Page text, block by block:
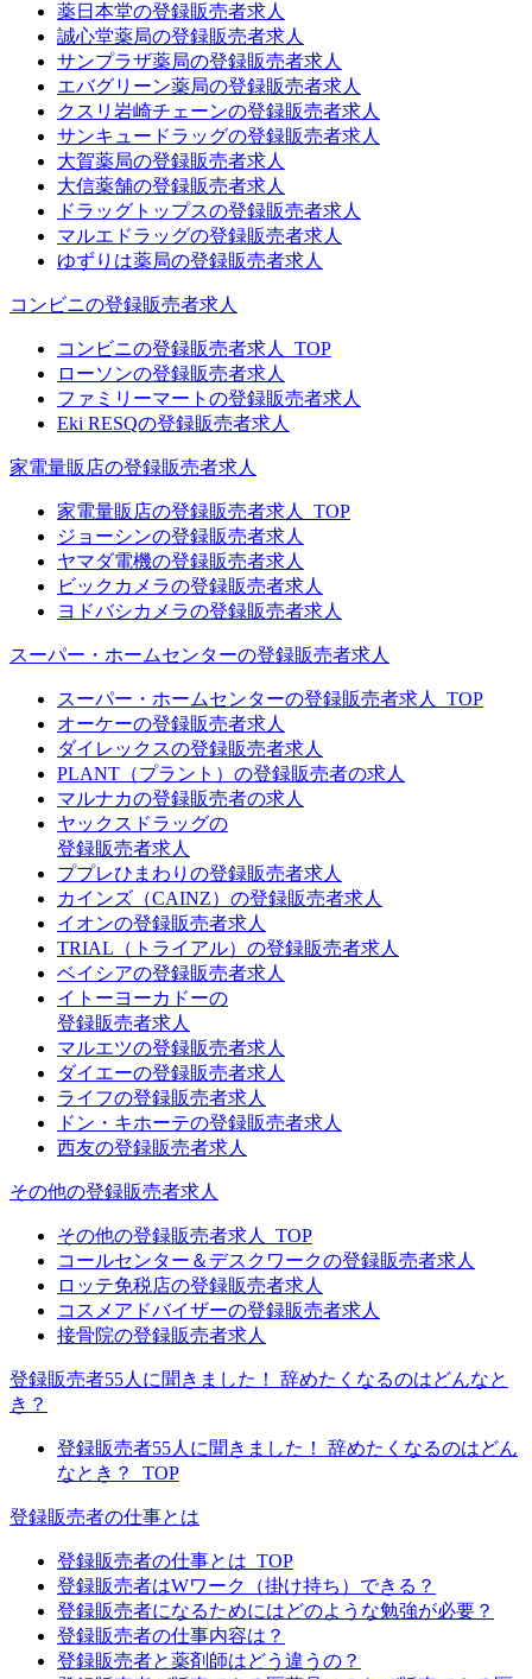
薬日本堂の登録販売者求人
誠心堂薬局の登録販売者求人
サンプラザ薬局の登録販売者求人
エバグリーン薬局の登録販売者求人
クスリ岩崎チェーンの登録販売者求人
サンキュードラッグの登録販売者求人
大賀薬局の登録販売者求人
大信薬舗の登録販売者求人
ドラッグトップスの登録販売者求人
マルエドラッグの登録販売者求人
ゆずりは薬局の登録販売者求人
コンビニの登録販売者求人
コンビニの登録販売者求人_TOP
ローソンの登録販売者求人
ファミリーマートの登録販売者求人
Eki RESQの登録販売者求人
家電量販店の登録販売者求人
家電量販店の登録販売者求人_TOP
ジョーシンの登録販売者求人
ヤマダ電機の登録販売者求人
ビックカメラの登録販売者求人
ヨドバシカメラの登録販売者求人
スーパー・ホームセンターの登録販売者求人
スーパー・ホームセンターの登録販売者求人_TOP
オーケーの登録販売者求人
ダイレックスの登録販売者求人
PLANT（プラント）の登録販売者の求人
マルナカの登録販売者の求人
ヤックスドラッグの
登録販売者求人
ププレひまわりの登録販売者求人
カインズ（CAINZ）の登録販売者求人
イオンの登録販売者求人
TRIAL（トライアル）の登録販売者求人
ベイシアの登録販売者求人
イトーヨーカドーの
登録販売者求人
マルエツの登録販売者求人
ダイエーの登録販売者求人
ライフの登録販売者求人
ドン・キホーテの登録販売者求人
西友の登録販売者求人
その他の登録販売者求人
その他の登録販売者求人_TOP
コールセンター＆デスクワークの登録販売者求人
ロッテ免税店の登録販売者求人
コスメアドバイザーの登録販売者求人
接骨院の登録販売者求人
登録販売者55人に聞きました！ 辞めたくなるのはどんなと
き？
登録販売者55人に聞きました！ 辞めたくなるのはどん
なとき？_TOP
登録販売者の仕事とは
登録販売者の仕事とは_TOP
登録販売者はWワーク（掛け持ち）できる？
登録販売者になるためにはどのような勉強が必要？
登録販売者の仕事内容は？
登録販売者と薬剤師はどう違うの？